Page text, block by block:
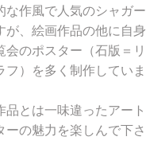
な作風で人気のシャガー
が、絵画作品の他に自身
会のポスター（石版＝リ
フ）を多く制作していま
品とは一味違ったアート
ーの魅力を楽しんで下さ